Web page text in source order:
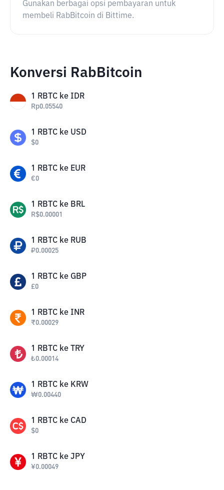
Gunakan berbagai opsi pembayaran untuk
membeli RabBitcoin di Bittime.
Konversi RabBitcoin
1 RBTC ke IDR
Rp0.05540
1 RBTC ke USD
$0
1 RBTC ke EUR
€0
1 RBTC ke BRL
R$0.00001
1 RBTC ke RUB
₽0.00025
1 RBTC ke GBP
£0
1 RBTC ke INR
₹0.00029
1 RBTC ke TRY
₺0.00014
1 RBTC ke KRW
₩0.00440
1 RBTC ke CAD
$0
1 RBTC ke JPY
¥0.00049